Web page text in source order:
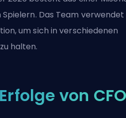
Das Team verwendet
um sich in verschiedenen
halten.
von